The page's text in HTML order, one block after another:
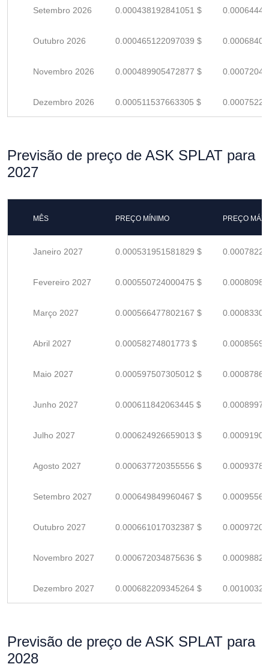
Setembro 2026 0.000438192841051 $
Outubro 2026 0.000465122097039 $
Novembro 2026 0.000489905472877 $
Dezembro 2026 0.000511537663305 $
Previsão de preço de ASK SPLAT para
2027
MÊS PREÇO MÍNIMO PREÇO
Janeiro 2027 0.000531951581829 $
Fevereiro 2027 0.000550724000475 $
Março 2027 0.000566477802167 $
Abril 2027 0.00058274801773 $
Maio 2027 0.000597507305012 $
Junho 2027 0.000611842063445 $
Julho 2027 0.000624926659013 $
Agosto 2027 0.000637720355556 $
Setembro 2027 0.000649849960467 $
Outubro 2027 0.000661017032387 $
Novembro 2027 0.000672034875636 $
Dezembro 2027 0.000682209345264 $
Previsão de preço de ASK SPLAT para
2028